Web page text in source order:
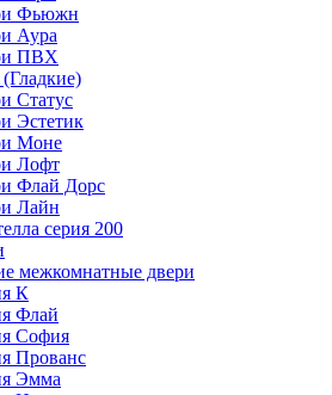
Фьюжн
Аура
ПВХ
Статус
Эстетик
Моне
Лофт
Флай Дорс
Лайн
серия 200
межкомнатные двери
К
Флай
София
Прованс
Эмма